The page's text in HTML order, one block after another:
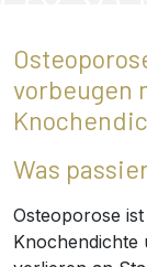
vorbeugen
Was
Osteoporose
Knochendichte